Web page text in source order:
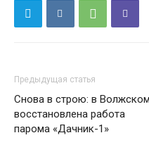
Предыдущая статья
Снова в строю: в Волжском
восстановлена работа
парома «Дачник-1»